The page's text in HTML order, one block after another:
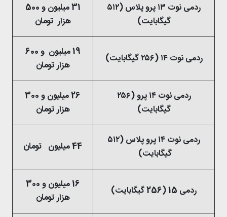
ردمی نوت ۱۳ پرو پلاس (۵۱۲
گیگابایت)
31 میلیون و 500
هزار تومان
ردمی نوت ۱۴ (۲۵۶ گیگابایت)
19 میلیون و 600
هزار تومان
ردمی نوت ۱۴ پرو (۲۵۶
گیگابایت)
26 میلیون و 300
هزار تومان
ردمی نوت ۱۴ پرو پلاس (۵۱۲
گیگابایت)
44 میلیون تومان
ردمی 15 (256 گیگابایت)
16 میلیون و 300
هزار تومان